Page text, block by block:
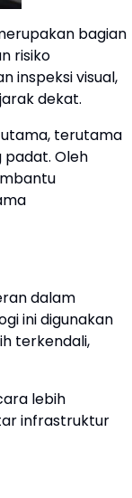
bagian
risiko
inspeksi visual,
dekat.
terutama
Oleh
dalam
ini digunakan
terkendali,
lebih
infrastruktur